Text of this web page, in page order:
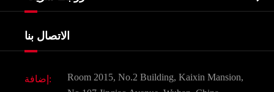
Agrochemicals و الوسطيات
مكونات مستحضرات التجميل
النكهات و عطور
شهادات و مصنع تظهر
شركة التاريخ
الاتصال بنا
إضافة:
Room 2015, No.2 Building, Kaixin Mansion,